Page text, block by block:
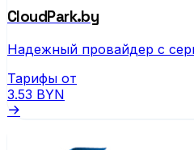
CloudPark.by
Надежный провайдер с
Тарифы от
3.53 BYN